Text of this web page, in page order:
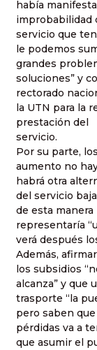
había
improbabilidad
servicio que
le podemos
grandes
soluciones” y
rectorado
la UTN para la
prestación del
servicio.
Por su parte,
aumento no
habrá otra
del servicio
de esta
representaría
verá después
Además,
los subsidios
alcanza” y que
trasporte “la
pero saben
pérdidas va a
que asumir el